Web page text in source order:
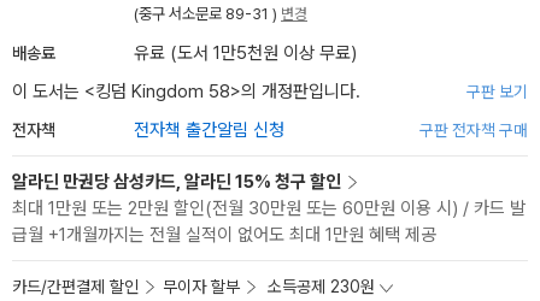
(중구 서소문로 89-31 ) 변경
배송료
유료 (도서 1만5천원 이상 무료)
이 도서는 <킹덤 Kingdom 58>의 개정판입니다. 구판 보기
전자책 전자책 출간알림 신청 구판 전자책 구매
알라딘 만권당 삼성카드, 알라딘 15% 청구 할인
최대 1만원 또는 2만원 할인(전월 30만원 또는 60만원 이용 시) / 카드 발
급월 +1개월까지는 전월 실적이 없어도 최대 1만원 혜택 제공
카드/간편결제 할인 무이자 할부 소득공제 230원